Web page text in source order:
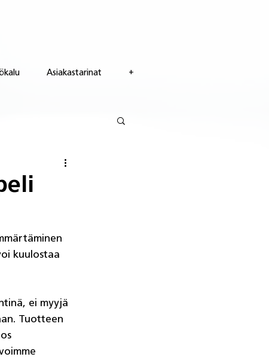
Asiakastarinat +
kuulostaa
ei myyjä
Tuotteen